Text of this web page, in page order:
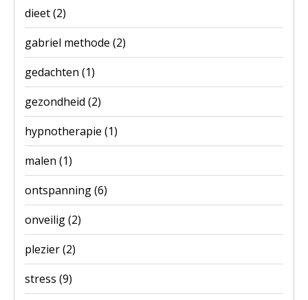
dieet(2)
gabriel methode (2)
gedachten (1)
gezondheid (2)
hypnotherapie (1)
malen (1)
ontspanning(6)
onveilig(2)
plezier(2)
stress (9)